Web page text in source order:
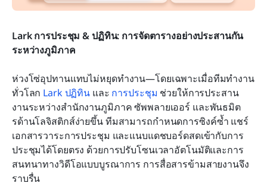
Lark การประชุม & ปฏิทิน: การจัดตารางอย่างประสานกัน
ระหว่างภูมิภาค
ห่วงโซ่อุปทานแทบไม่หยุดทำงาน—โดยเฉพาะเมื่อทีมทำงาน
ทั่วโลก Lark ปฏิทิน และ การประชุม ช่วยให้การประสาน
งานระหว่างสำนักงานภูมิภาค ซัพพลายเออร์ และพันธมิต
รด้านโลจิสติกส์ง่ายขึ้น ทีมสามารถกำหนดการซิงค์ซ้ำ แชร์
เอกสารวาระการประชุม และแนบแดชบอร์ดสดเข้ากับการ
ประชุมได้โดยตรง ด้วยการปรับโซนเวลาอัตโนมัติและการ
สนทนาทางวิดีโอแบบบูรณาการ การสื่อสารข้ามสายงานจึง
ราบรื่น